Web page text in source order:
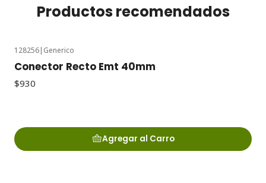
Productos recomendados
128256| Generico
Conector Recto Emt 40mm
$930
Agregar al Carro